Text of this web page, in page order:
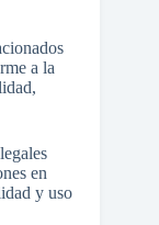
a la
en
y uso